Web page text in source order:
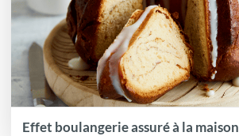
Effet boulangerie assuré à la maison